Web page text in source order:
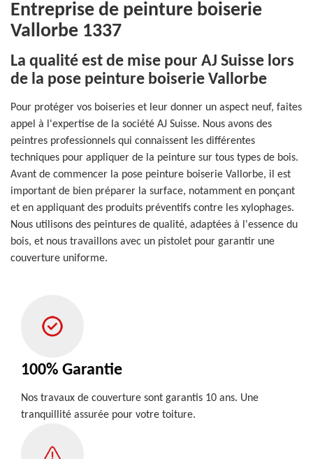
Entreprise de peinture boiserie
Vallorbe 1337
La qualité est de mise pour AJ Suisse lors
de la pose peinture boiserie Vallorbe
Pour protéger vos boiseries et leur donner un aspect neuf, faites
appel à l'expertise de la société AJ Suisse. Nous avons des
peintres professionnels qui connaissent les différentes
techniques pour appliquer de la peinture sur tous types de bois.
Avant de commencer la pose peinture boiserie Vallorbe, il est
important de bien préparer la surface, notamment en ponçant
et en appliquant des produits préventifs contre les xylophages.
Nous utilisons des peintures de qualité, adaptées à l'essence du
bois, et nous travaillons avec un pistolet pour garantir une
couverture uniforme.
100% Garantie
Nos travaux de couverture sont garantis 10 ans. Une
tranquillité assurée pour votre toiture.